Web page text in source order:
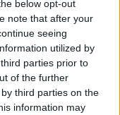
below opt-out
note that after your
seeing
utilized by
parties prior to
of the further
third parties on the
information may